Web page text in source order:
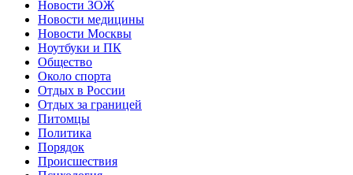
Новости ЗОЖ
Новости медицины
Новости Москвы
Ноутбуки и ПК
Общество
Около спорта
Отдых в России
Отдых за границей
Питомцы
Политика
Порядок
Происшествия